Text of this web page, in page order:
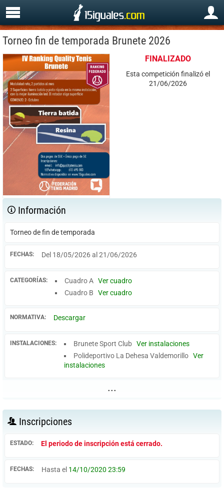
Torneo fin de temporada Brunete 2026
FINALIZADO
Esta competición finalizó el
21/06/2026
Información
Torneo de fin de temporada
FECHAS: Del 18/05/2026 al 21/06/2026
CATEGORÍAS: Cuadro A Ver cuadro
Cuadro B Ver cuadro
NORMATIVA: Descargar
INSTALACIONES: Brunete Sport Club Ver instalaciones
Polideportivo La Dehesa Valdemorillo Ver
instalaciones
...
Inscripciones
ESTADO: El periodo de inscripción está cerrado.
FECHAS: Hasta el 14/10/2020 23:59